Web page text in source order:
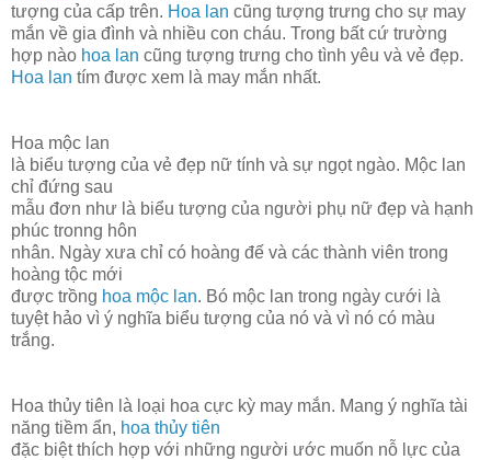
tượng của cấp trên. Hoa lan cũng tượng trưng cho sự may
mắn về gia đình và nhiều con cháu. Trong bất cứ trường
hợp nào hoa lan cũng tượng trưng cho tình yêu và vẻ đẹp.
Hoa lan tím được xem là may mắn nhất.
Hoa mộc lan
là biểu tượng của vẻ đẹp nữ tính và sự ngọt ngào. Mộc lan
chỉ đứng sau
mẫu đơn như là biểu tượng của người phụ nữ đẹp và hạnh
phúc tronng hôn
nhân. Ngày xưa chỉ có hoàng đế và các thành viên trong
hoàng tộc mới
được trồng hoa mộc lan. Bó mộc lan trong ngày cưới là
tuyệt hảo vì ý nghĩa biểu tượng của nó và vì nó có màu
trắng.
Hoa thủy tiên là loại hoa cực kỳ may mắn. Mang ý nghĩa tài
năng tiềm ẩn, hoa thủy tiên
đặc biệt thích hợp với những người ước muốn nỗ lực của